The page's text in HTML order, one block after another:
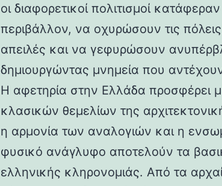
οι διαφορετικοί πολιτισμοί
περιβάλλον, να οχυρώσουν τις
απειλές και να γεφυρώσουν
δημιουργώντας μνημεία που
Η αφετηρία στην Ελλάδα προσφέρει
κλασικών θεμελίων της
η αρμονία των αναλογιών και η
φυσικό ανάγλυφο αποτελούν τα
ελληνικής κληρονομιάς. Από τα